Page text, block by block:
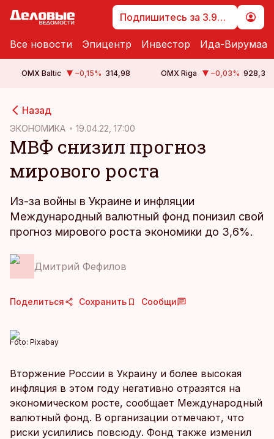
Подпишитесь за 3.99 €
Все новости Эпицентр Инвестор Ида-Вирумаа
OMX Baltic −0,15% 314,98 OMX Riga −0,03% 928,3
Назад
ЭКОНОМИКА 19.04.22, 17:00
МВФ снизил прогноз
мирового роста
Из-за войны в Украине и инфляции
Международный валютный фонд понизил свой
прогноз мирового роста экономики до 3,6%.
Дмитрий Фефилов
Поделиться Сохранить Сообщи
Foto: Pixabay
Вторжение России в Украину и более высокая
инфляция в этом году негативно отразятся на
экономическом росте, сообщает Международный
валютный фонд. В организации отмечают, что
риски усилились повсюду. Фонд также изменил